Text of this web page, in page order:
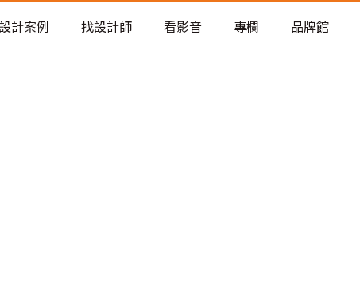
老屋預算分配與高 CP 值煥新術
計案例 找設計師 看影音 專欄 品牌館